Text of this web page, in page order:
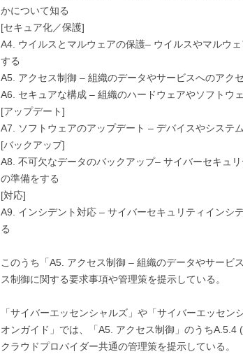
かについて知る
[セキュア化／保護]
A4. ウイルスとマルウェアの保護– ウイルスやマルウ
する
A5. アクセス制御 – 組織のデータやサービスへのアク
A6. セキュアな構成 – 組織のハードウェアやソフトウ
[アップデート]
A7. ソフトウェアのアップデート – デバイスやシステ
[バックアップ]
A8. 不可欠なデータのバックアップ– サイバーセキュ
の準備をする
[対応]
A9. インシデント対応 – サイバーセキュリティインシ
る
このうち「A5. アクセス制御 – 組織のデータやサービ
ス制御に関する要求事項や管理策を提示している。
「サイバーエッセンシャルズ」や「サイバーエッセ
オンガイド」では、「A5. アクセス制御」のうちA.5.4
クラウドプロバイダー共通の管理策を提示している。